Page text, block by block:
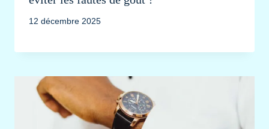
12 décembre 2025